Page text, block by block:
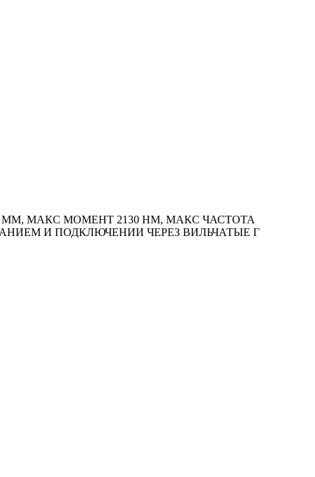
МАКС МОМЕНТ 2130 HM, МАКС ЧАСТОТА
И ПОДКЛЮЧЕНИИ ЧЕРЕЗ ВИЛЬЧАТЫЕ Г